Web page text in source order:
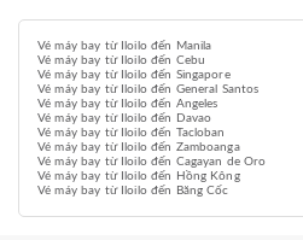
Vé máy bay từ Iloilo đến Manila
Vé máy bay từ Iloilo đến Cebu
Vé máy bay từ Iloilo đến Singapore
Vé máy bay từ Iloilo đến General Santos
Vé máy bay từ Iloilo đến Angeles
Vé máy bay từ Iloilo đến Davao
Vé máy bay từ Iloilo đến Tacloban
Vé máy bay từ Iloilo đến Zamboanga
Vé máy bay từ Iloilo đến Cagayan de Oro
Vé máy bay từ Iloilo đến Hồng Kông
Vé máy bay từ Iloilo đến Băng Cốc